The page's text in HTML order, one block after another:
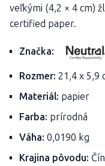
veľkými (4,2 × 4 cm)
certified paper.
Značka:
Rozmer: 21,4 x 5,9
Materiál: papier
Farba: prírodná
Váha: 0,0190 kg
Krajina pôvodu: